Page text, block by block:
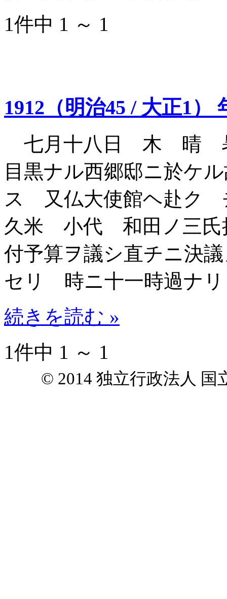
1件中 1 ～ 1
1912（明治45 / 大正1）
七月十八日 木 晴
目黒ナル西郷邸ニ於ケ
ス 又仏大使館ヘ赴ク
久米 小代 和田ノ三氏
付予算ヲ議シ直チニ決
セリ 時ニ十一時過ナリ
続きを読む »
1件中 1 ～ 1
© 2014 独立行政法人 国